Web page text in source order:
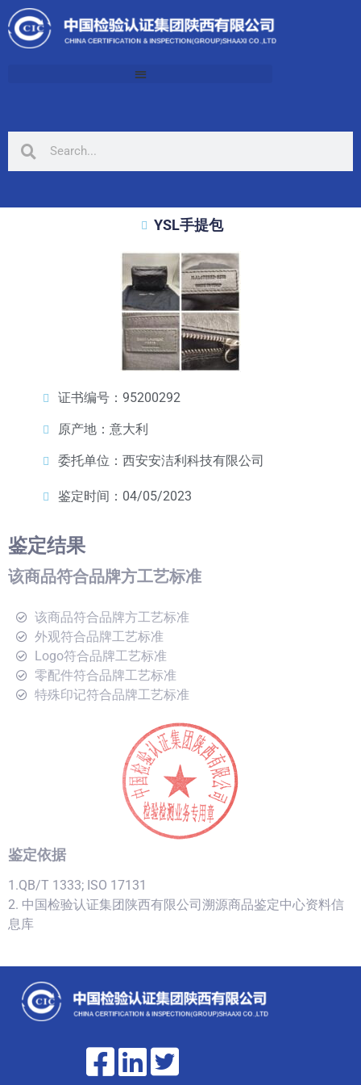
YSL手提包
证书编号：95200292
原产地：意大利
委托单位：西安安洁利科技有限公司
鉴定时间：04/05/2023
鉴定结果
该商品符合品牌方工艺标准
该商品符合品牌方工艺标准
外观符合品牌工艺标准
Logo符合品牌工艺标准
零配件符合品牌工艺标准
特殊印记符合品牌工艺标准
鉴定依据
1.QB/T 1333; ISO 17131
2. 中国检验认证集团陕西有限公司溯源商品鉴定中心资料信
息库